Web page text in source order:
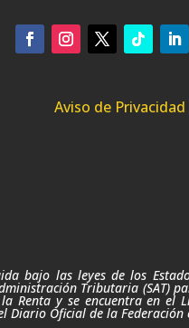
Aviso de Privacidad
bajo las leyes de los
Tributaria (SAT)
Renta y se encuentra en el
Diario Oficial de la Federación